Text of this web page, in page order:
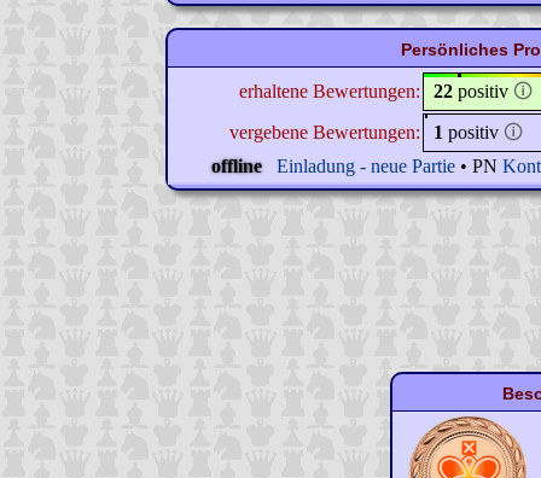
Persönliches
erhaltene Bewertungen: 22 positiv 🛈
vergebene Bewertungen:
1 positiv 🛈
offline
Einladung - neue Partie • PN